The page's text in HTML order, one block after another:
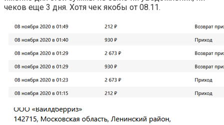
чеков еще 3 дня. Хотя чек якобы от 08.11.